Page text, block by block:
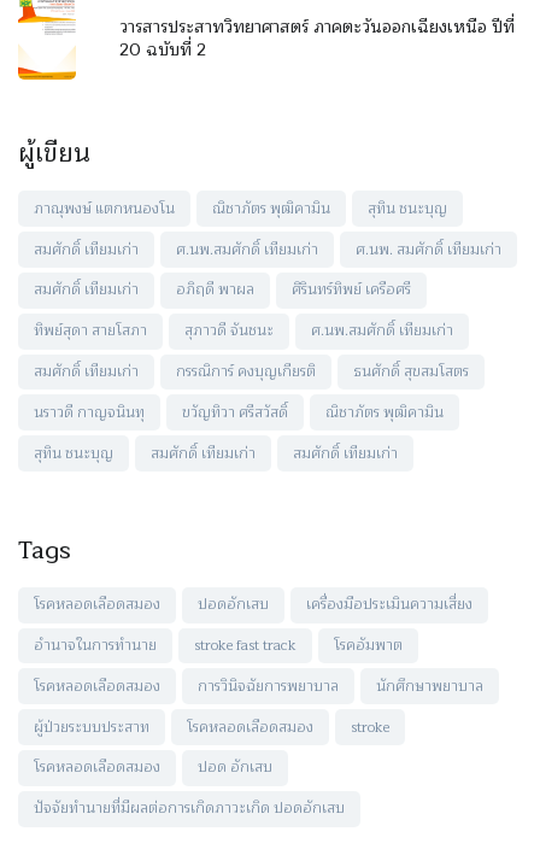
วารสารประสาทวิทยาศาสตร์ ภาคตะวันออกเฉียงเหนือ ปีที่
20 ฉบับที่ 2
ผู้เขียน
ภาณุพงษ์ แตกหนองโน ณิชาภัตร พุฒิคามิน
สุทิน ชนะบุญ
สมศักดิ์ เทียมเก่า
ศ.นพ.สมศักดิ์ เทียมเก่า
ศ.นพ. สมศักดิ์ เทียมเก่า
สมศักดิ์ เทียมเก่า
อภิฤดี พาผล
ศิรินทร์ทิพย์ เครือศรี
ทิพย์สุดา สายโสภา
สุภาวดี จันชนะ
ศ.นพ.สมศักดิ์ เทียมเก่า
สมศักดิ์ เทียมเก่า
กรรณิการ์ คงบุญเกียรติ
ธนศักดิ์ สุขสมโสตร
นราวดี กาญจนินทุ
ขวัญทิวา ศรีสวัสดิ์
ณิชาภัตร พุฒิคามิน
สุทิน ชนะบุญ
สมศักดิ์ เทียมเก่า สมศักดิ์ เทียมเก่า
Tags
โรคหลอดเลือดสมอง ปอดอักเสบ
เครื่องมือประเมินความเสี่ยง
อำนาจในการทำนาย
stroke fast track
โรคอัมพาต
โรคหลอดเลือดสมอง
การวินิจฉัยการพยาบาล
นักศึกษาพยาบาล
ผู้ป่วยระบบประสาท
โรคหลอดเลือดสมอง
stroke
โรคหลอดเลือดสมอง
ปอด อักเสบ
ปัจจัยทำนายที่มีผลต่อการเกิดภาวะเกิด ปอดอักเสบ